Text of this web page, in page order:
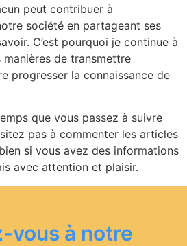
peut contribuer à
société en partageant ses
C’est pourquoi je continue à
de transmettre
progresser la connaissance de
que vous passez à suivre
pas à commenter les articles
si vous avez des informations
avec attention et plaisir.
vous à notre